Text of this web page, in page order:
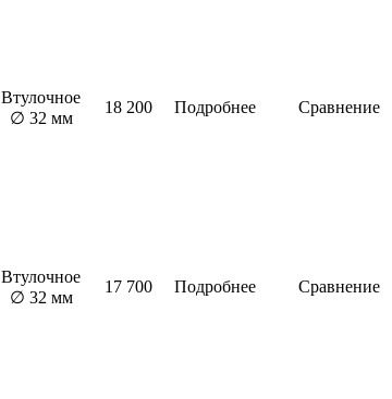
Втулочное
∅ 32 мм
18 200 Подробнее Сравнение
Втулочное
∅ 32 мм
17 700 Подробнее Сравнение